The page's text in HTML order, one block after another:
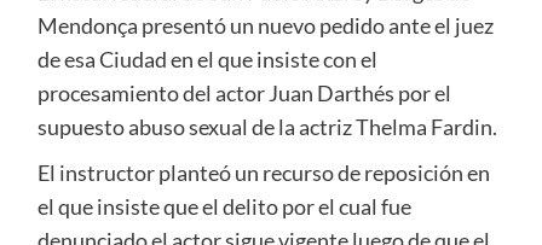
Mendonça presentó un nuevo pedido ante el juez
de esa Ciudad en el que insiste con el
procesamiento del actor Juan Darthés por el
supuesto abuso sexual de la actriz Thelma Fardin.
El instructor planteó un recurso de reposición en
el que insiste que el delito por el cual fue